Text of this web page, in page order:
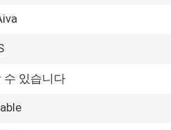
수 있습니다